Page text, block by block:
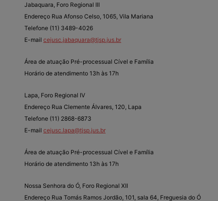
Jabaquara, Foro Regional III
Endereço Rua Afonso Celso, 1065, Vila Mariana
Telefone (11) 3489-4026
E-mail cejusc.jabaquara@tjsp.jus.br
Área de atuação Pré-processual Cível e Família
Horário de atendimento 13h às 17h
Lapa, Foro Regional IV
Endereço Rua Clemente Álvares, 120, Lapa
Telefone (11) 2868-6873
E-mail cejusc.lapa@tjsp.jus.br
Área de atuação Pré-processual Cível e Família
Horário de atendimento 13h às 17h
Nossa Senhora do Ó, Foro Regional XII
Endereço Rua Tomás Ramos Jordão, 101, sala 64, Freguesia do Ó